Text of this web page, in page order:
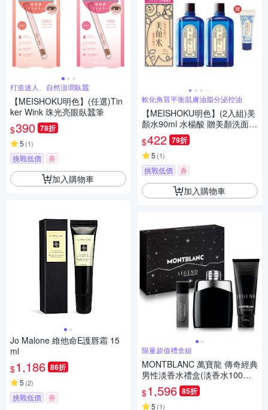
打造迷人、自然澎潤臥蠶
【MEISHOKU明色】(任選)Tin
ker Wink 珠光亮眼臥蠶筆
$390 78折
5 (1)
挑戰低價 券
加入購物車
Jo Malone 維他命E護唇霜 15
ml
$1,186 86折
5 (2)
挑戰低價 券
軟化角質平衡肌膚油脂分泌控油
【MEISHOKU明色】(2入組)美
顏水90ml 水楊酸 贈美顏洗面乳
15g
$422 79折
5 (1)
挑戰低價 券
加入購物車
限量超值禮盒組
MONTBLANC 萬寶龍 傳奇經典
男性淡香水禮盒(淡香水100ml
+小香15ml+沐浴精100ml)-贈隨
機紙袋
$1,596 85折
5 (1)